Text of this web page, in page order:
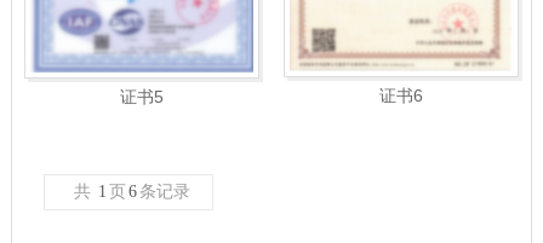
证书5 证书6
共 1 页6 条记录